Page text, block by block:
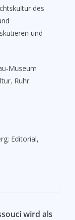
des
und
Museum
Ruhr
Editorial,
wird als